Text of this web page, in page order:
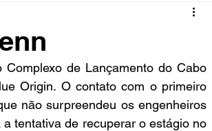
de Lançamento do Cabo
Origin. O contato com o primeiro
não surpreendeu os engenheiros
tentativa de recuperar o estágio no